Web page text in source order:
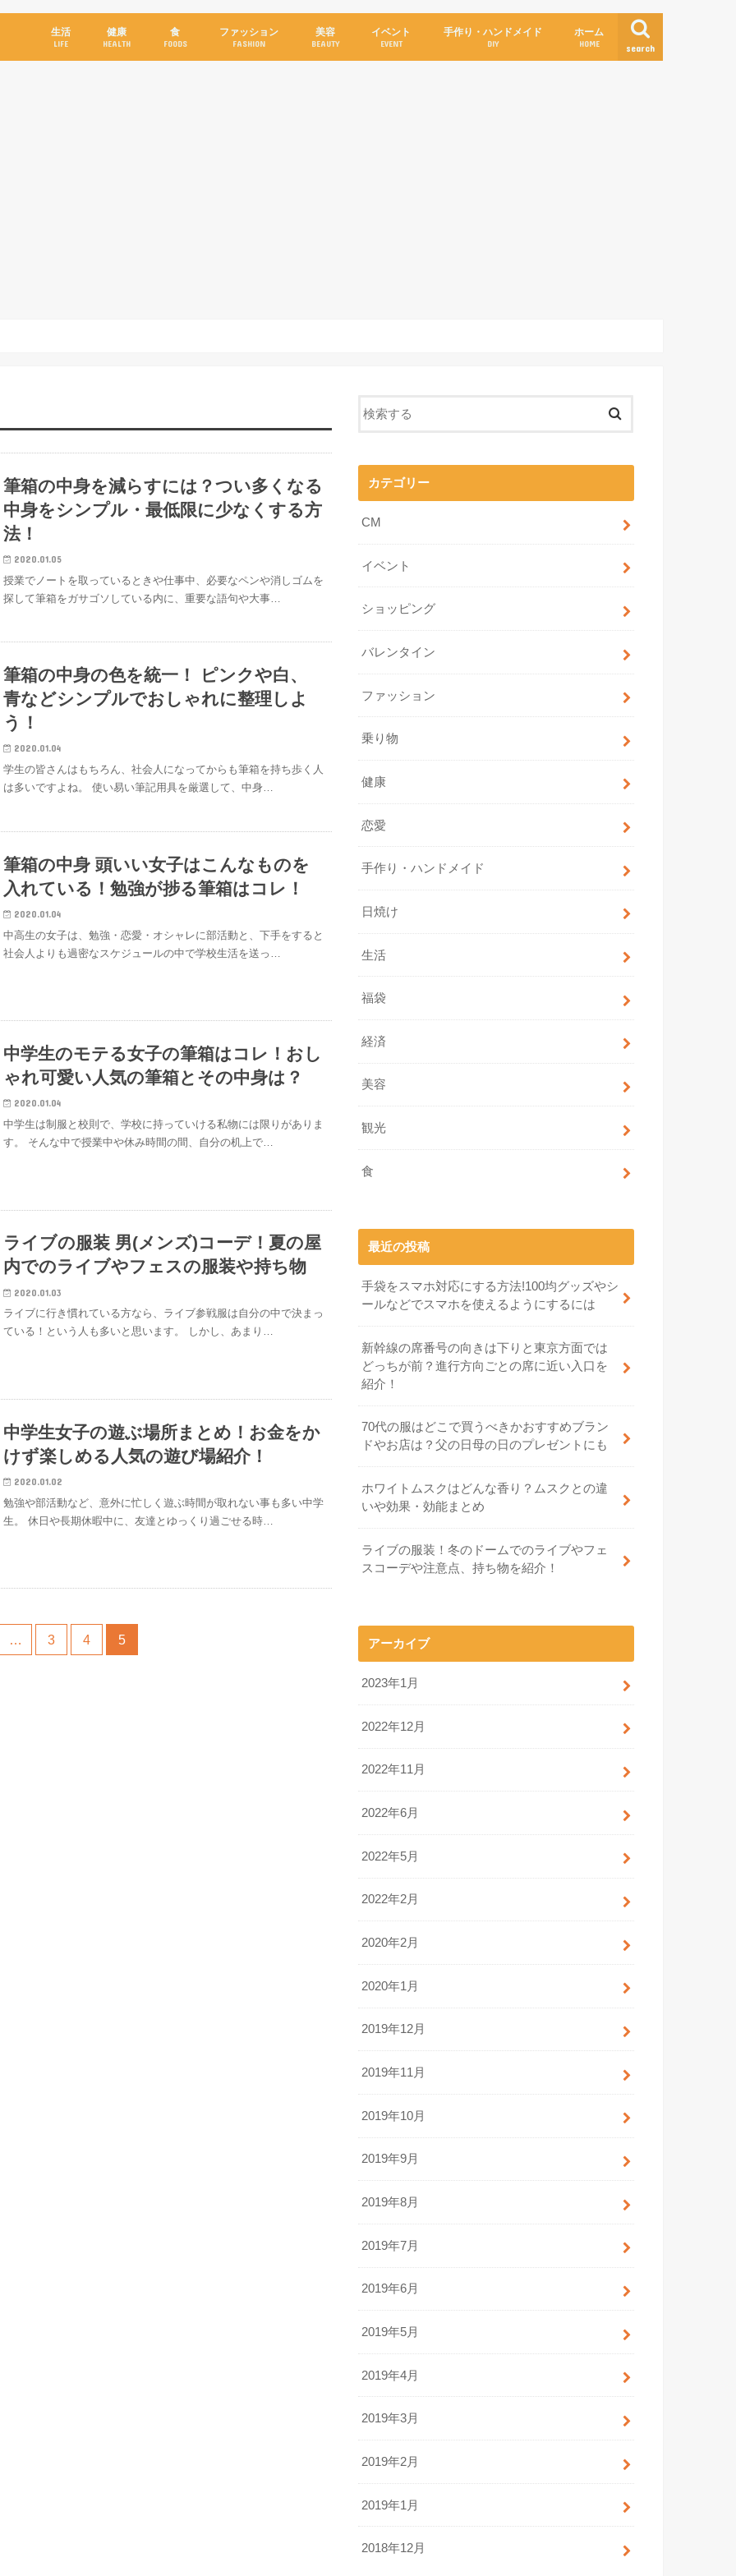
search
生活
LIFE
健康
HEALTH
食
FOODS
ファッション
FASHION
美容
BEAUTY
イベント
EVENT
手作り・ハンドメイド
DIY
ホーム
HOME
筆箱の中身を減らすには？つい多くなる
中身をシンプル・最低限に少なくする方
法！
2020.01.05
授業でノートを取っているときや仕事中、必要なペンや消しゴムを
探して筆箱をガサゴソしている内に、重要な語句や大事…
筆箱の中身の色を統一！ ピンクや白、
青などシンプルでおしゃれに整理しよ
う！
2020.01.04
学生の皆さんはもちろん、社会人になってからも筆箱を持ち歩く人
は多いですよね。 使い易い筆記用具を厳選して、中身…
筆箱の中身 頭いい女子はこんなものを
入れている！勉強が捗る筆箱はコレ！
2020.01.04
中高生の女子は、勉強・恋愛・オシャレに部活動と、下手をすると
社会人よりも過密なスケジュールの中で学校生活を送っ…
中学生のモテる女子の筆箱はコレ！おし
ゃれ可愛い人気の筆箱とその中身は？
2020.01.04
中学生は制服と校則で、学校に持っていける私物には限りがありま
す。 そんな中で授業中や休み時間の間、自分の机上で…
ライブの服装 男(メンズ)コーデ！夏の屋
内でのライブやフェスの服装や持ち物
2020.01.03
ライブに行き慣れている方なら、ライブ参戦服は自分の中で決まっ
ている！という人も多いと思います。 しかし、あまり…
中学生女子の遊ぶ場所まとめ！お金をか
けず楽しめる人気の遊び場紹介！
2020.01.02
勉強や部活動など、意外に忙しく遊ぶ時間が取れない事も多い中学
生。 休日や長期休暇中に、友達とゆっくり過ごせる時…
… 3 4 5
カテゴリー
CM
イベント
ショッピング
バレンタイン
ファッション
乗り物
健康
恋愛
手作り・ハンドメイド
日焼け
生活
福袋
経済
美容
観光
食
最近の投稿
手袋をスマホ対応にする方法!100均グッズやシ
ールなどでスマホを使えるようにするには
新幹線の席番号の向きは下りと東京方面では
どっちが前？進行方向ごとの席に近い入口を
紹介！
70代の服はどこで買うべきかおすすめブラン
ドやお店は？父の日母の日のプレゼントにも
ホワイトムスクはどんな香り？ムスクとの違
いや効果・効能まとめ
ライブの服装！冬のドームでのライブやフェ
スコーデや注意点、持ち物を紹介！
アーカイブ
2023年1月
2022年12月
2022年11月
2022年6月
2022年5月
2022年2月
2020年2月
2020年1月
2019年12月
2019年11月
2019年10月
2019年9月
2019年8月
2019年7月
2019年6月
2019年5月
2019年4月
2019年3月
2019年2月
2019年1月
2018年12月